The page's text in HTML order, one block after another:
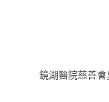
鏡湖醫院慈善